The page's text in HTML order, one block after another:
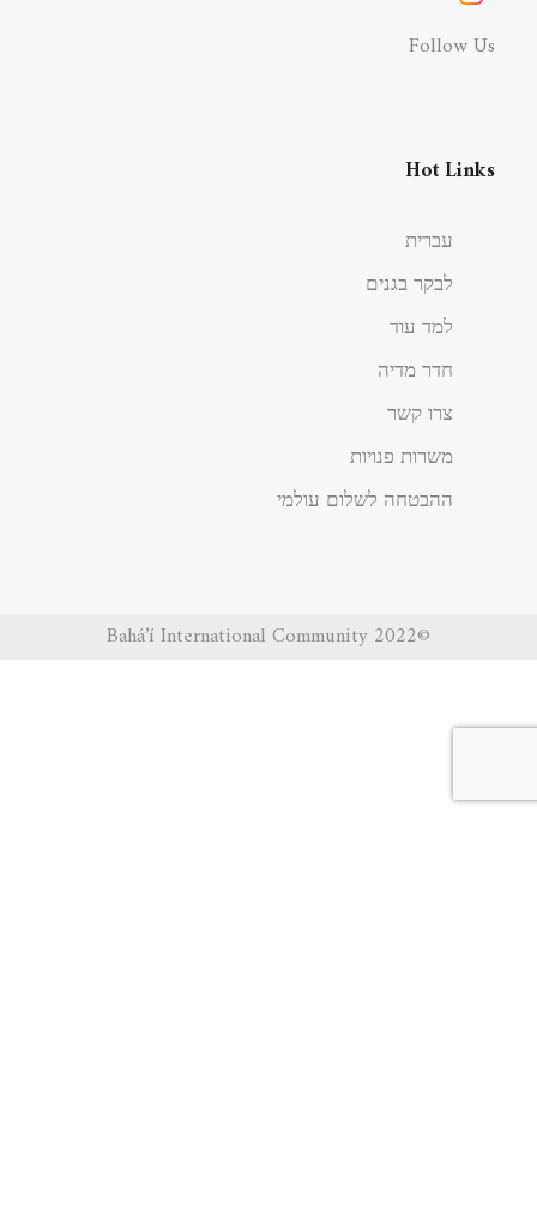
Follow Us
Hot Links
עברית
לבקר בגנים
למד עוד
חדר מדיה
צרו קשר
משרות פנויות
ההבטחה לשלום עולמי
©2022 Bahá’í International Community